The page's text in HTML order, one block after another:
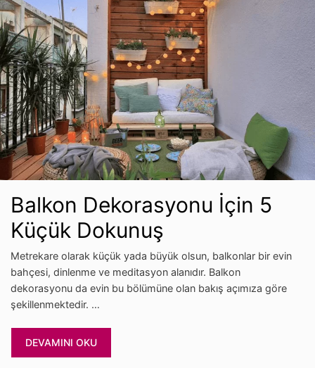
Balkon Dekorasyonu İçin 5
Küçük Dokunuş
Metrekare olarak küçük yada büyük olsun, balkonlar bir evin
bahçesi, dinlenme ve meditasyon alanıdır. Balkon
dekorasyonu da evin bu bölümüne olan bakış açımıza göre
şekillenmektedir. …
DEVAMINI OKU